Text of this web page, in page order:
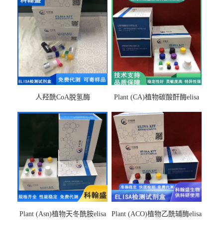
人羟酰CoA脱氢酶
Plant (CA)植物碳酸酐酶elisa
Plant (Asn)植物天冬酰胺elisa
Plant (ACO)植物乙酰辅酶elisa